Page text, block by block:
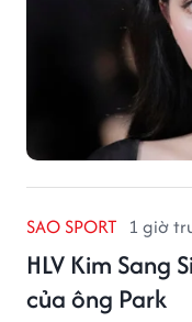
SAO SPORT 1 giờ
HLV Kim Sang
của ông Park